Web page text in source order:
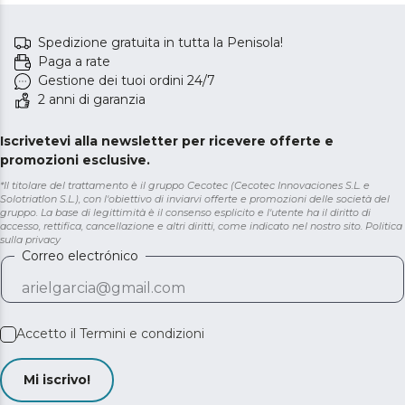
Spedizione gratuita in tutta la Penisola!
Paga a rate
Gestione dei tuoi ordini 24/7
2 anni di garanzia
Iscrivetevi alla newsletter per ricevere offerte e
promozioni esclusive.
*Il titolare del trattamento è il gruppo Cecotec (Cecotec Innovaciones S.L. e
Solotriatlon S.L.), con l'obiettivo di inviarvi offerte e promozioni delle società del
gruppo. La base di legittimità è il consenso esplicito e l'utente ha il diritto di
accesso, rettifica, cancellazione e altri diritti, come indicato nel nostro sito. Politica
sulla privacy
Correo electrónico
Accetto il Termini e condizioni
Mi iscrivo!